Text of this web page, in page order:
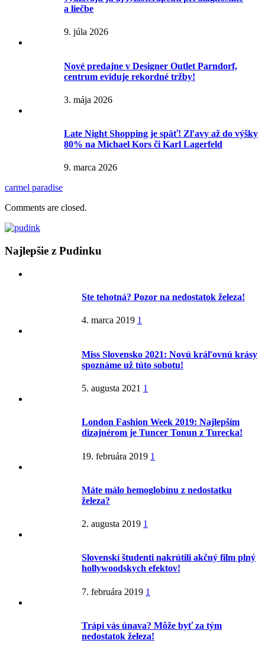
a liečbe
9. júla 2026
Nové predajne v Designer Outlet Parndorf,
centrum eviduje rekordné tržby!
3. mája 2026
Late Night Shopping je späť! Zľavy až do výšky
80% na Michael Kors či Karl Lagerfeld
9. marca 2026
carmel paradise
Comments are closed.
Najlepšie z Pudinku
Ste tehotná? Pozor na nedostatok železa!
4. marca 2019 1
Miss Slovensko 2021: Novú kráľovnú krásy
spoznáme už túto sobotu!
5. augusta 2021 1
London Fashion Week 2019: Najlepším
dizajnérom je Tuncer Tonun z Turecka!
19. februára 2019 1
Máte málo hemoglobínu z nedostatku
železa?
2. augusta 2019 1
Slovenskí študenti nakrútili akčný film plný
hollywoodskych efektov!
7. februára 2019 1
Trápi vás únava? Môže byť za tým
nedostatok železa!